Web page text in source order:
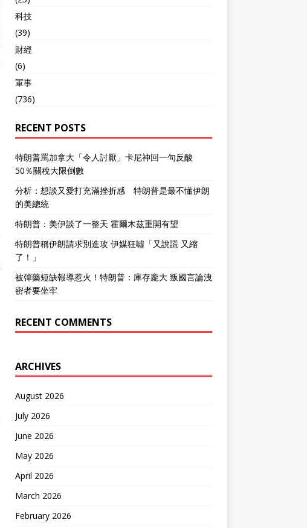
科技
(39)
財經
(6)
軍事
(736)
RECENT POSTS
特朗普罵加拿大「令人討厭」卡尼神回一句反酸
50％關稅大限倒數
分析：想談又愛打充滿挫折感 特朗普是最不懂伊朗
的美總統
特朗普：美伊談了一整天 霍爾木茲重開有望
特朗普稱伊朗請求別進攻 伊媒狂噓「又說謊 又縮
了！」
被彈藥短缺報導惹火！特朗普：庫存龐大 叛國言論洩
密者要坐牢
RECENT COMMENTS
ARCHIVES
August 2026
July 2026
June 2026
May 2026
April 2026
March 2026
February 2026